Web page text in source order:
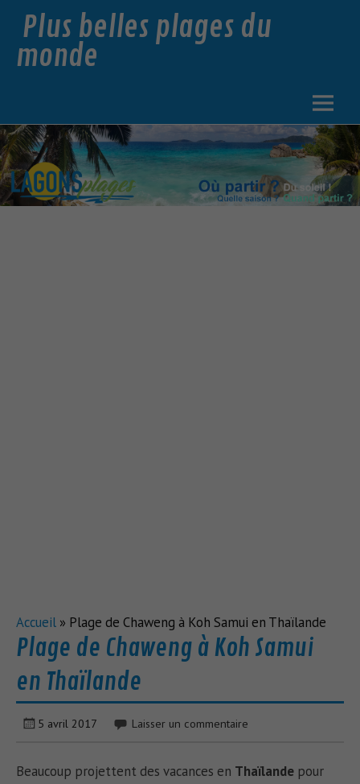
Plus belles plages du
monde
Accueil » Plage de Chaweng à Koh Samui en Thaïlande
Plage de Chaweng à Koh Samui
en Thaïlande
5 avril 2017 Laisser un commentaire
Beaucoup projettent des vacances en Thaïlande pour